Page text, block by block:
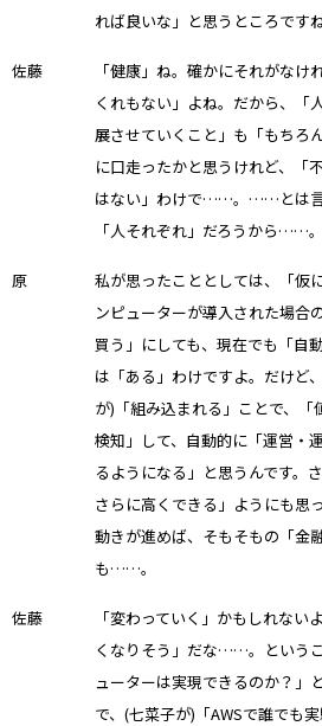
れば良いな」と思うところですね
佐藤
「健康」ね。確かにそれがな
くれもない」よね。だから、「
展させていくこと」も「もち
に口走ったかと思うけれど、「
はない」わけで……。……とは言
「人それぞれ」だろうから……。
原
私が思ったこととしては、「仮
ンピューターが導入された場合
買う」にしても、現在でも「自
は「ある」わけですよ。だけど
が)「組み込まれる」ことで、
検知」して、自動的に「運営・
るようになる」と思うんです。
さらに高くできる」ようにも思
動きが進めば、そもそもの「金
も……。
佐藤
「変わっていく」かもしれな
くなりそう」だな……。という
ューターは実現できるのか？」
で、(七菜子が)「AWSで誰でも